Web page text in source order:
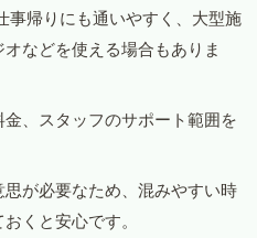
事帰りにも通いやすく、大型施
などを使える場合もありま
、スタッフのサポート範囲を
が必要なため、混みやすい時
くと安心です。